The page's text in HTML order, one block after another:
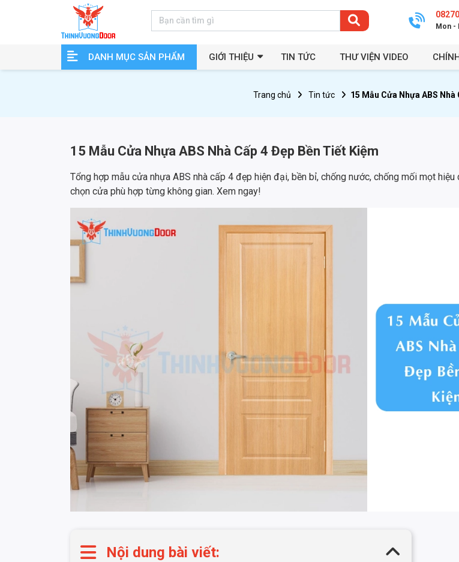
Mon -
DANH MỤC SẢN PHẨM GIỚI THIỆU TIN TỨC THƯ VIỆN VIDEO
Trang chủ Tin tức 15 Mẫu Cửa Nhựa ABS
15 Mẫu Cửa Nhựa ABS Nhà Cấp 4 Đẹp Bền Tiết Kiệm
Tổng hợp mẫu cửa nhựa ABS nhà cấp 4 đẹp hiện đại, bền bỉ, chống nước, chống mối mọt hiệu
chọn cửa phù hợp từng không gian. Xem ngay!
Nội dung bài viết: